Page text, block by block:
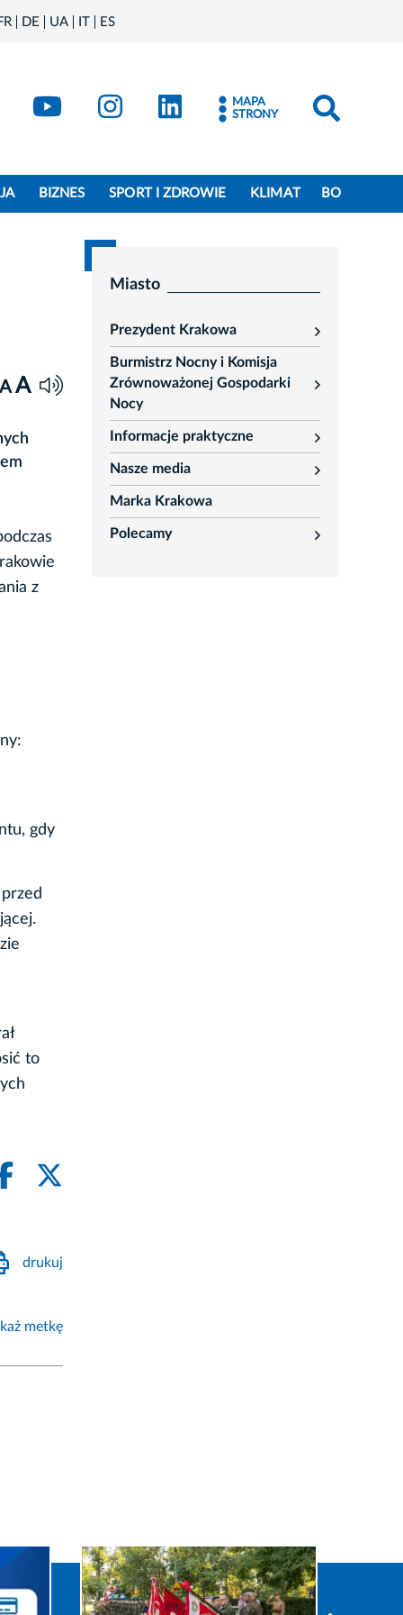
DE UA IT ES
Kraków - X
Kraków - YouTube
Kraków - Instagram
Kraków - LinkedIn
MAPA
STRONY
BIZNES SPORT I ZDROWIE KLIMAT BO
A A
z
gdy
to
drukuj
metkę
Miasto
Prezydent Krakowa
rozwiń
Burmistrz Nocny i Komisja
Zrównoważonej Gospodarki
Nocy
rozwiń
Informacje praktyczne
rozwiń
Nasze media
rozwiń
Marka Krakowa
Polecamy
rozwiń